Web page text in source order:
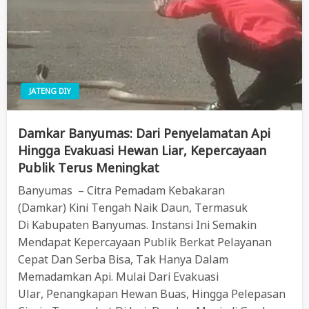
JATENG DIY
Damkar Banyumas: Dari Penyelamatan Api
Hingga Evakuasi Hewan Liar, Kepercayaan
Publik Terus Meningkat
Banyumas – Citra Pemadam Kebakaran
(Damkar) Kini Tengah Naik Daun, Termasuk
Di Kabupaten Banyumas. Instansi Ini Semakin
Mendapat Kepercayaan Publik Berkat Pelayanan
Cepat Dan Serba Bisa, Tak Hanya Dalam
Memadamkan Api. Mulai Dari Evakuasi
Ular, Penangkapan Hewan Buas, Hingga Pelepasan